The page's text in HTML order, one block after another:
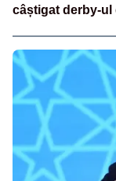
câștigat derby-ul